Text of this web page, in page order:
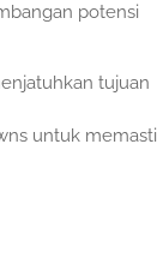
potensi
tujuan
untuk